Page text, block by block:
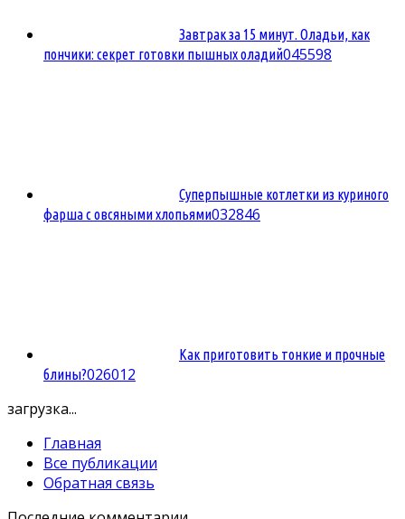
Завтрак за 15 минут. Оладьи, как
пончики: секрет готовки пышных оладий045598
Суперпышные котлетки из куриного
фарша с овсяными хлопьями032846
Как приготовить тонкие и прочные
блины?026012
загрузка...
Главная
Все публикации
Обратная связь